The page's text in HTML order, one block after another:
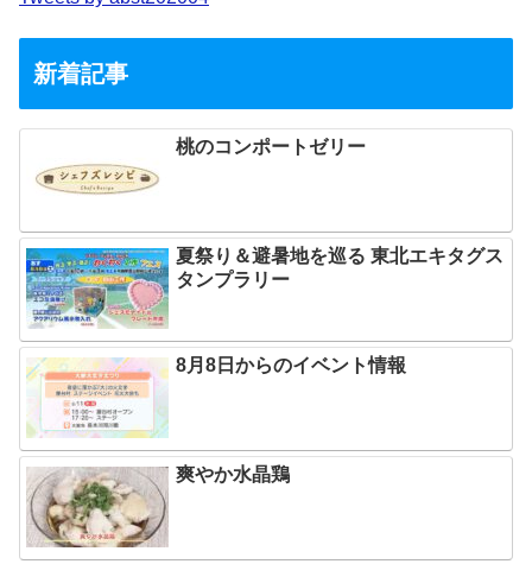
新着記事
桃のコンポートゼリー
夏祭り＆避暑地を巡る 東北エキタグス
タンプラリー
8月8日からのイベント情報
爽やか水晶鶏